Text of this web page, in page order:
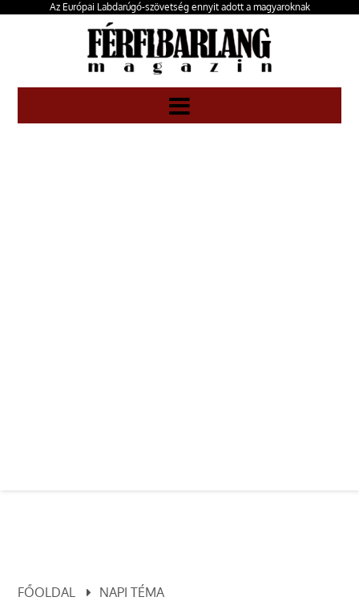
Az Európai Labdarúgó-szövetség ennyit adott a magyaroknak
FŐOLDAL
NAPI TÉMA